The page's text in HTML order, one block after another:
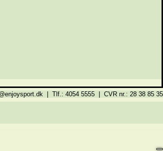
| Tlf.: 4054 5555 | CVR nr.: 28 38 85 35